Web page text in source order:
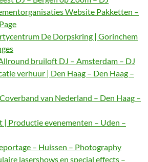
Website Pakketten –
De Dorpskring | Gorinchem
bruiloft DJ – Amsterdam – DJ
verhuur | Den Haag – Den Haag –
van Nederland – Den Haag –
| Productie evenementen – Uden –
– Huissen – Photography
lasershows en special effects –